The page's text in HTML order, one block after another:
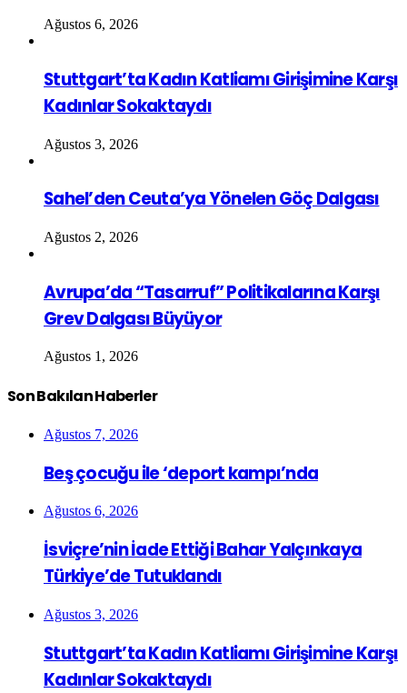
Ağustos 6, 2026
Stuttgart’ta Kadın Katliamı Girişimine Karşı
Kadınlar Sokaktaydı
Ağustos 3, 2026
Sahel’den Ceuta’ya Yönelen Göç Dalgası
Ağustos 2, 2026
Avrupa’da “Tasarruf” Politikalarına Karşı
Grev Dalgası Büyüyor
Ağustos 1, 2026
Son Bakılan Haberler
Ağustos 7, 2026
Beş çocuğu ile ‘deport kampı’nda
Ağustos 6, 2026
İsviçre’nin İade Ettiği Bahar Yalçınkaya
Türkiye’de Tutuklandı
Ağustos 3, 2026
Stuttgart’ta Kadın Katliamı Girişimine Karşı
Kadınlar Sokaktaydı